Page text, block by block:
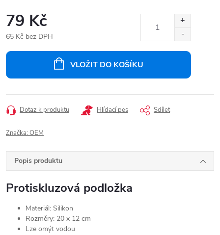
79 Kč
65 Kč bez DPH
VLOŽIT DO KOŠÍKU
Dotaz k produktu Hlídací pes Sdílet
Značka: OEM
Popis produktu
Protiskluzová podložka
Materiál: Silikon
Rozměry: 20 x 12 cm
Lze omýt vodou